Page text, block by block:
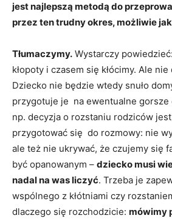
jest najlepszą metodą do
przez ten trudny okres, możliwie
Tłumaczymy. Wystarczy
kłopoty i czasem się kłócimy. Ale
Dziecko nie będzie wtedy snuło
przygotuje je na ewentualne gorsze
np. decyzja o rozstaniu rodziców
przygotować się do rozmowy: nie
ale też nie ukrywać, że czujemy się
być opanowanym – dziecko musi
nadal na was liczyć. Trzeba je
wspólnego z kłótniami czy
dlaczego się rozchodzicie: mówimy